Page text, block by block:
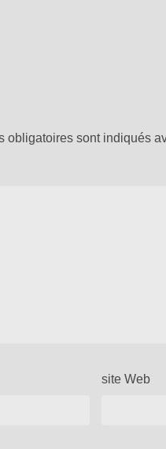
obligatoires sont indiqués
site Web